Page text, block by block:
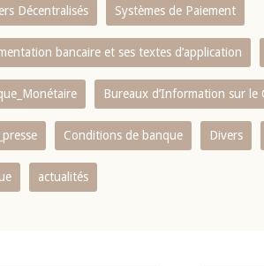
Décentralisés Systèmes de Paiement
bancaire et ses textes d’application
Bureaux d’Information sur le
Conditions de banque Divers
actualités